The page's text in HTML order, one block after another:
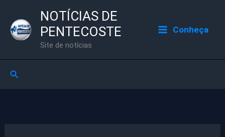
para
NOTÍCIAS DE
PENTECOSTE
Site de notícias
Conheça
Pesquisar